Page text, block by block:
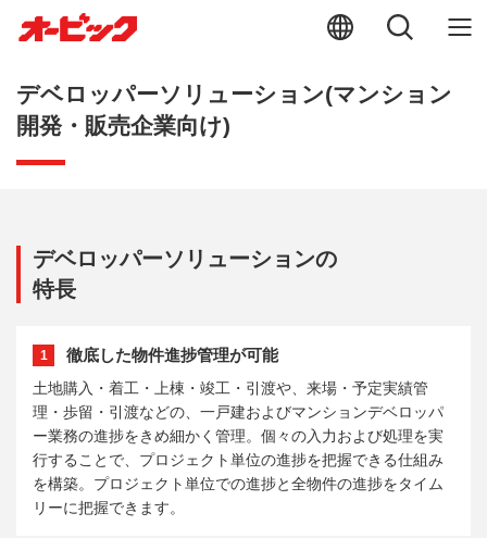
デベロッパーソリューション(マンション
開発・販売企業向け)
デベロッパーソリューションの
特長
1 徹底した物件進捗管理が可能
土地購入・着工・上棟・竣工・引渡や、来場・予定実績管
理・歩留・引渡などの、一戸建およびマンションデベロッパ
ー業務の進捗をきめ細かく管理。個々の入力および処理を実
行することで、プロジェクト単位の進捗を把握できる仕組み
を構築。プロジェクト単位での進捗と全物件の進捗をタイム
リーに把握できます。